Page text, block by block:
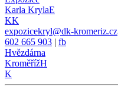
Karla KrylaE
KK
expozicekryl@dk-kromeriz.cz
602 665 903 | fb
Hvězdárna
KroměřížH
K